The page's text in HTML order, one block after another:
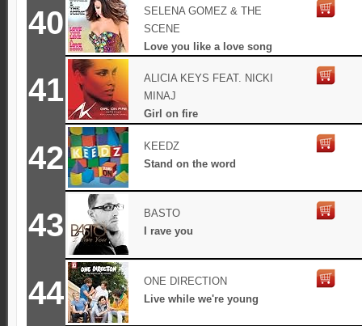
40
SELENA GOMEZ & THE
SCENE
Love you like a love song
41
ALICIA KEYS FEAT. NICKI
MINAJ
Girl on fire
42
KEEDZ
Stand on the word
43
BASTO
I rave you
44
ONE DIRECTION
Live while we're young